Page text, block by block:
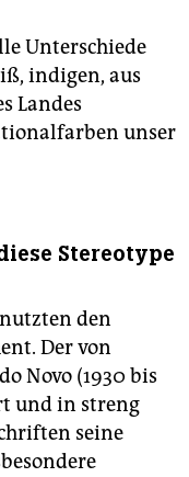
Unterschiede
indigen, aus
Landes
unser
Stereotype
den
Der von
Novo (1930 bis
und in streng
seine